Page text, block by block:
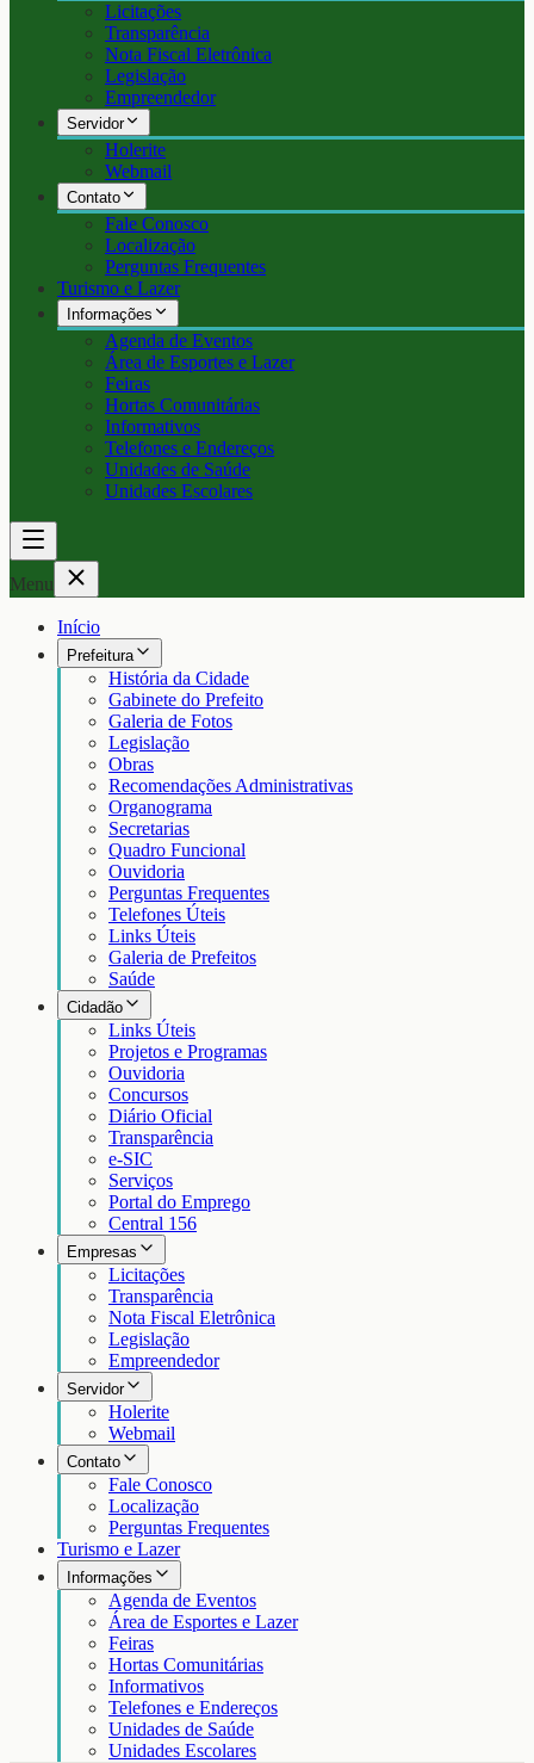
Licitações
Transparência
Nota Fiscal Eletrônica
Legislação
Empreendedor
Servidor
Holerite
Webmail
Contato
Fale Conosco
Localização
Perguntas Frequentes
Turismo e Lazer
Informações
Agenda de Eventos
Área de Esportes e Lazer
Feiras
Hortas Comunitárias
Informativos
Telefones e Endereços
Unidades de Saúde
Unidades Escolares
Menu
Início
Prefeitura
História da Cidade
Gabinete do Prefeito
Galeria de Fotos
Legislação
Obras
Recomendações Administrativas
Organograma
Secretarias
Quadro Funcional
Ouvidoria
Perguntas Frequentes
Telefones Úteis
Links Úteis
Galeria de Prefeitos
Saúde
Cidadão
Links Úteis
Projetos e Programas
Ouvidoria
Concursos
Diário Oficial
Transparência
e-SIC
Serviços
Portal do Emprego
Central 156
Empresas
Licitações
Transparência
Nota Fiscal Eletrônica
Legislação
Empreendedor
Servidor
Holerite
Webmail
Contato
Fale Conosco
Localização
Perguntas Frequentes
Turismo e Lazer
Informações
Agenda de Eventos
Área de Esportes e Lazer
Feiras
Hortas Comunitárias
Informativos
Telefones e Endereços
Unidades de Saúde
Unidades Escolares